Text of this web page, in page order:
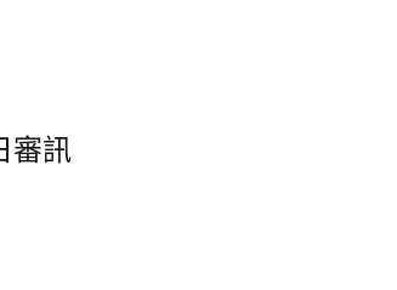
審訊